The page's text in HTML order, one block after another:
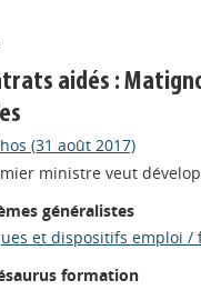
aidés :
(31 août 2017)
ministre veut
généralistes
et dispositifs emploi /
formation